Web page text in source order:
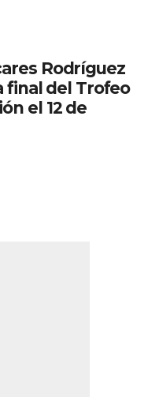
Rodríguez
final del Trofeo
el 12 de